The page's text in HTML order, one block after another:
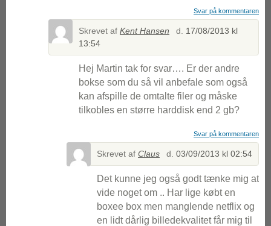
Svar på kommentaren
Skrevet af Kent Hansen d. 17/08/2013 kl
13:54
Hej Martin tak for svar…. Er der andre
bokse som du så vil anbefale som også
kan afspille de omtalte filer og måske
tilkobles en større harddisk end 2 gb?
Svar på kommentaren
Skrevet af Claus d. 03/09/2013 kl 02:54
Det kunne jeg også godt tænke mig at
vide noget om .. Har lige købt en
boxee box men manglende netflix og
en lidt dårlig billedekvalitet får mig til